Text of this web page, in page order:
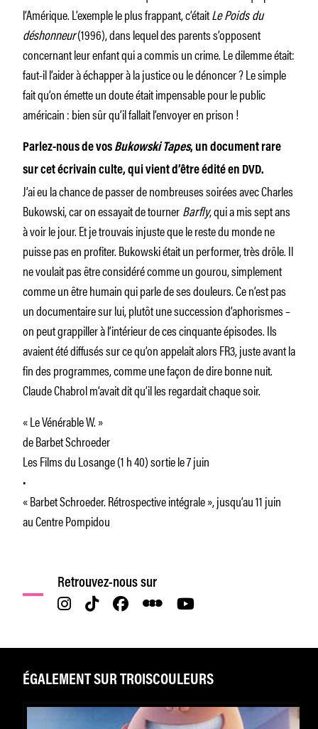
l’Amérique. L’exemple le plus frappant, c’étaitLe Poids du
déshonneur(1996), dans lequel des parents s’opposent
concernant leur enfant qui a commis un crime. Le dilemme était:
faut-il l’aider à échapper à la justice ou le dénoncer ? Le simple
fait qu’on émette un doute était impensable pour le public
américain : bien sûr qu’il fallait l’envoyer en prison !
Parlez-nous de vos Bukowski Tapes, un document rare
sur cet écrivain culte, qui vient d’être édité en DVD.
J’ai eu la chance de passer de nombreuses soirées avec Charles
Bukowski, car on essayait de tournerBarfly, qui a mis sept ans
à voir le jour. Et je trouvais injuste que le reste du monde ne
puisse pas en profiter. Bukowski était un performer, très drôle. Il
ne voulait pas être considéré comme un gourou, simplement
comme un être humain qui parle de ses douleurs. Ce n’est pas
un documentaire sur lui, plutôt une succession d’aphorismes –
on peut grappiller à l’intérieur de ces cinquante épisodes. Ils
avaient été diffusés sur ce qu’on appelait alors FR3, juste avant la
fin des programmes, comme une façon de dire bonne nuit.
Claude Chabrol m’avait dit qu’il les regardait chaque soir.
« Le Vénérable W. »
de Barbet Schroeder
Les Films du Losange (1 h 40) sortie le 7 juin
•
« Barbet Schroeder. Rétrospective intégrale », jusqu’au 11 juin
au Centre Pompidou
Retrouvez-nous sur
ÉGALEMENT SUR TROISCOULEURS